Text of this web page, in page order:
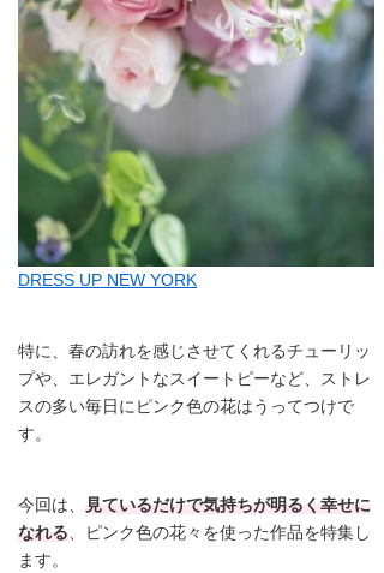
DRESS UP NEW YORK
特に、春の訪れを感じさせてくれるチューリッ
プや、エレガントなスイートピーなど、ストレ
スの多い毎日にピンク色の花はうってつけで
す。
今回は、
見ているだけで気持ちが明るく幸せに
なれる 、ピンク色の花々を使った作品を特集し
ます。